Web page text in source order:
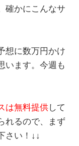
確かにこんなサ
想に数万円かけ
います。今週も
は無料提供して
れるので、まず
さい！↓↓